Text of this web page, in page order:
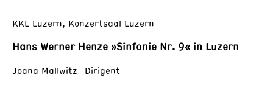
KKL Luzern, Konzertsaal Luzern
Hans Werner Henze »Sinfonie Nr. 9« in Luzern
Joana Mallwitz Dirigent